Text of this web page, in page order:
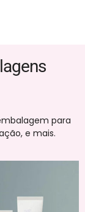
para
, e mais.